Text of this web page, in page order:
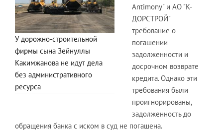
У дорожно-строительной
фирмы сына Зейнуллы
Какимжанова не идут дела
без административного
ресурса
Antimony" и АО "К-
ДОРСТРОЙ"
требование о
погашении
задолженности и
досрочном возврате
кредита. Однако эти
требования были
проигнорированы,
задолженность до
обращения банка с иском в суд не погашена.